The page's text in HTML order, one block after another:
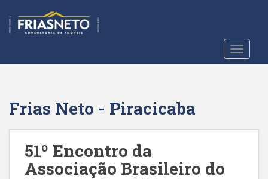
t
Frias Neto - Piracicaba
51º Encontro da
Associação Brasileiro do